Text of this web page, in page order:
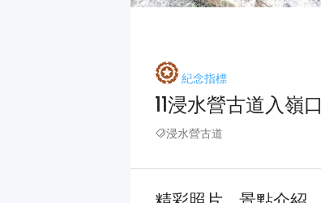
紀念指標
11浸水營古道入嶺口
浸水營古道